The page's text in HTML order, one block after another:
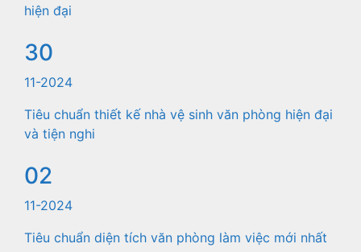
hiện đại
30
11-2024
Tiêu chuẩn thiết kế nhà vệ sinh văn phòng hiện đại
và tiện nghi
02
11-2024
Tiêu chuẩn diện tích văn phòng làm việc mới nhất